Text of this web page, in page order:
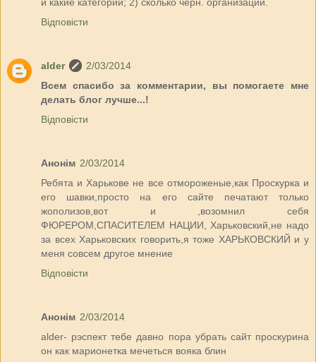
Відповісти
alder
2/03/2014
Всем спасибо за комментарии, вы помогаете мне
делать блог лучше...!
Відповісти
Анонім 2/03/2014
Ребята и Харькове не все отмороженые,как Проскурка и
его шавки,просто на его сайте печатают только
жополизов,вот и ,возомнил себя
ФЮРЕРОМ,СПАСИТЕЛЕМ НАЦИИ, Харьковский,не надо
за всех Харьковских говорить,я тоже ХАРЬКОВСКИЙ и у
меня совсем другое мнение
Відповісти
Анонім 2/03/2014
alder- рэспект тебе давно пора убрать сайт проскурина
он как марионетка мечеться вояка блин